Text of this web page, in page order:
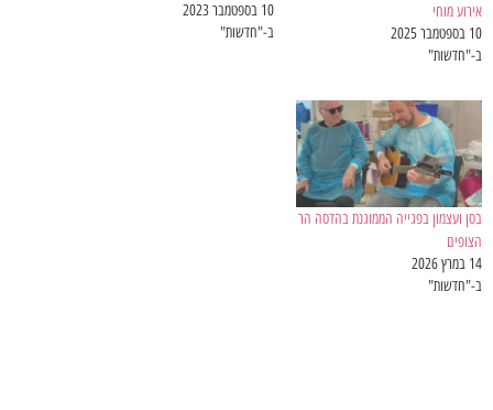
אירוע מוחי
10 בספטמבר 2025
ב-"חדשות"
10 בספטמבר 2023
ב-"חדשות"
בסן ועצמון בפגייה הממוגנת בהדסה הר
הצופים
14 במרץ 2026
ב-"חדשות"